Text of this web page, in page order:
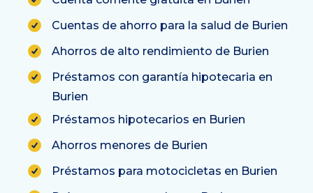
Cuentas de ahorro para la salud de Burien
Ahorros de alto rendimiento de Burien
Préstamos con garantía hipotecaria en
Burien
Préstamos hipotecarios en Burien
Ahorros menores de Burien
Préstamos para motocicletas en Burien